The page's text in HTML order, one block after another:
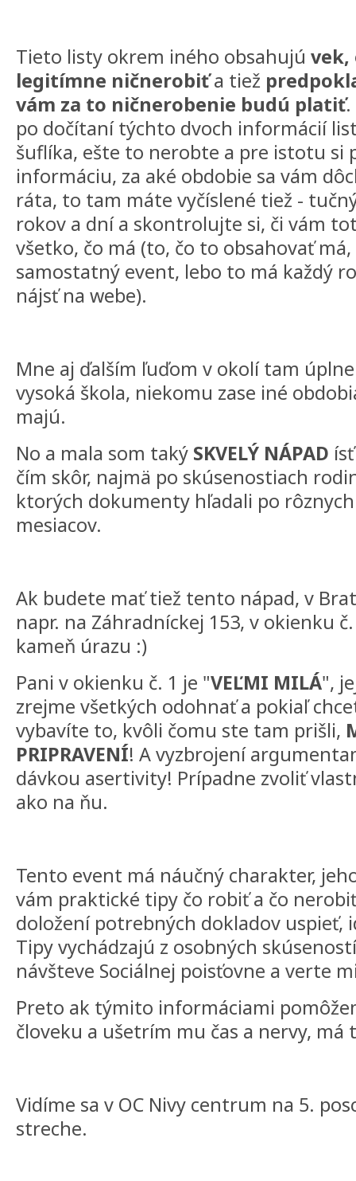
Tieto listy okrem iného obsahujú vek,
legitímne ničnerobiťa tiež
vám za to ničnerobenie budú platiť.
po dočítaní týchto dvoch informácií
šuflíka, ešte to nerobte a pre istotu si
informáciu, za aké obdobie sa vám
ráta, to tam máte vyčíslené tiež -
rokov a dní a skontrolujte si, či vám
všetko, čo má (to, čo to obsahovať
samostatný event, lebo to má každý
nájsť na webe).
Mne aj ďalším ľuďom v okolí tam
vysoká škola, niekomu zase iné
majú.
No a mala som taký SKVELÝ NÁPAD
čím skôr, najmä po skúsenostiach
ktorých dokumenty hľadali po
mesiacov.
Ak budete mať tiež tento nápad, v
napr. na Záhradníckej 153, v okienku
kameň úrazu :)
Pani v okienku č. 1 je "VEĽMI MILÁ",
zrejme všetkých odohnať a pokiaľ
vybavíte to, kvôli čomu ste tam prišli,
PRIPRAVENÍ! A vyzbrojení
dávkou asertivity! Prípadne zvoliť
ako na ňu.
Tento event má náučný charakter,
vám praktické tipy čo robiť a čo
doložení potrebných dokladov
Tipy vychádzajú z osobných
návšteve Sociálnej poisťovne a verte
Preto ak týmito informáciami
človeku a ušetrím mu čas a nervy, má
Vidíme sa v OC Nivy centrum na 5.
streche.